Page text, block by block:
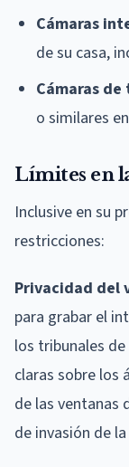
Cámaras
de su casa,
Cámaras
o similares
Límites en
Inclusive en su
restricciones:
Privacidad del
para grabar el
los tribunales
claras sobre los
de las ventanas
de invasión de